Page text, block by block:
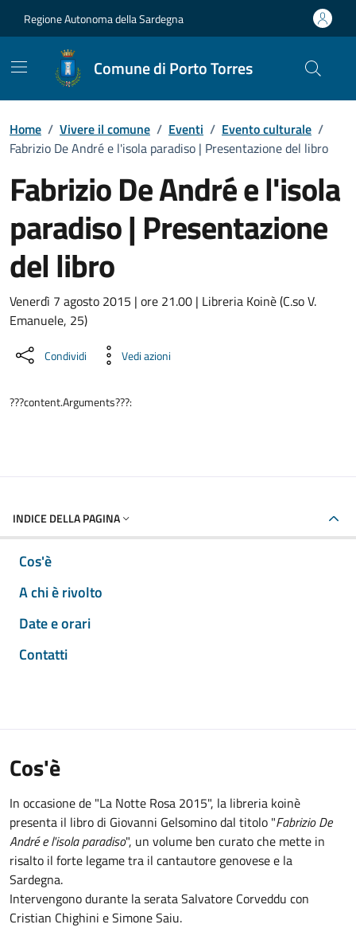
Regione Autonoma della Sardegna
Comune di Porto Torres
Home / Vivere il comune / Eventi / Evento culturale /
Fabrizio De André e l'isola paradiso | Presentazione del libro
Fabrizio De André e l'isola
paradiso | Presentazione
del libro
Dettaglio dell'evento
Venerdì 7 agosto 2015 | ore 21.00 | Libreria Koinè (C.so V.
Emanuele, 25)
Condividi Vedi azioni
???content.Arguments???:
INDICE DELLA PAGINA
Cos'è
A chi è rivolto
Date e orari
Contatti
Cos'è
In occasione de "La Notte Rosa 2015", la libreria koinè
presenta il libro di Giovanni Gelsomino dal titolo "Fabrizio De
André e l'isola paradiso", un volume ben curato che mette in
risalto il forte legame tra il cantautore genovese e la
Sardegna.
Intervengono durante la serata Salvatore Corveddu con
Cristian Chighini e Simone Saiu.